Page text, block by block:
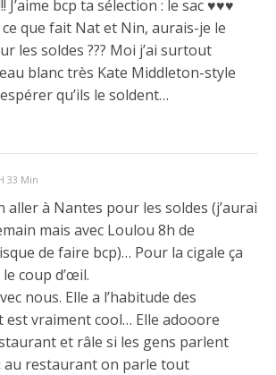
J’aime bcp ta sélection : le sac ♥♥♥
ce que fait Nat et Nin, aurais-je le
les soldes ??? Moi j’ai surtout
blanc très Kate Middleton-style
qu’ils le soldent…
33 Min
aller à Nantes pour les soldes (j’aurai
mais avec Loulou 8h de
de faire bcp)… Pour la cigale ça
coup d’œil.
nous. Elle a l’habitude des
vraiment cool… Elle adooore
et râle si les gens parlent
restaurant on parle tout